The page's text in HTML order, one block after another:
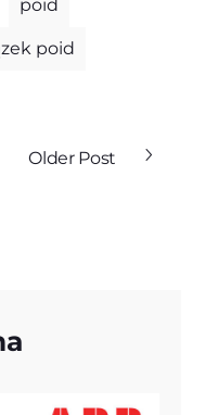
poid
poid
Older Post